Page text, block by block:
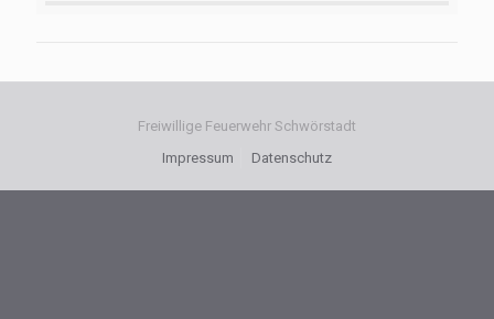
Freiwillige Feuerwehr Schwörstadt
Impressum
Datenschutz